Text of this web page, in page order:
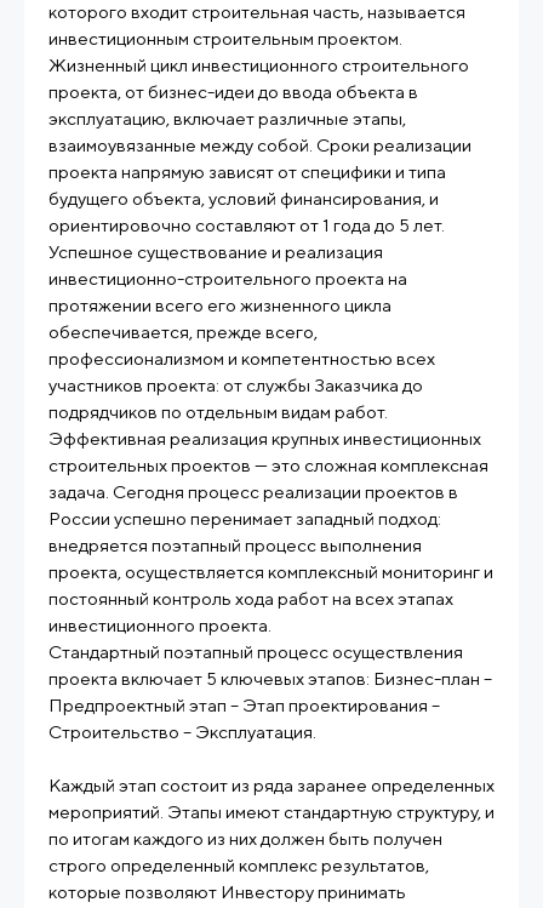
которого входит строительная часть, называется
инвестиционным строительным проектом.
Жизненный цикл инвестиционного строительного
проекта, от бизнес-идеи до ввода объекта в
эксплуатацию, включает различные этапы,
взаимоувязанные между собой. Сроки реализации
проекта напрямую зависят от специфики и типа
будущего объекта, условий финансирования, и
ориентировочно составляют от 1 года до 5 лет.
Успешное существование и реализация
инвестиционно-строительного проекта на
протяжении всего его жизненного цикла
обеспечивается, прежде всего,
профессионализмом и компетентностью всех
участников проекта: от службы Заказчика до
подрядчиков по отдельным видам работ.
Эффективная реализация крупных инвестиционных
строительных проектов — это сложная комплексная
задача. Сегодня процесс реализации проектов в
России успешно перенимает западный подход:
внедряется поэтапный процесс выполнения
проекта, осуществляется комплексный мониторинг и
постоянный контроль хода работ на всех этапах
инвестиционного проекта.
Стандартный поэтапный процесс осуществления
проекта включает 5 ключевых этапов: Бизнес-план –
Предпроектный этап – Этап проектирования –
Строительство – Эксплуатация.
Каждый этап состоит из ряда заранее определенных
мероприятий. Этапы имеют стандартную структуру, и
по итогам каждого из них должен быть получен
строго определенный комплекс результатов,
которые позволяют Инвестору принимать